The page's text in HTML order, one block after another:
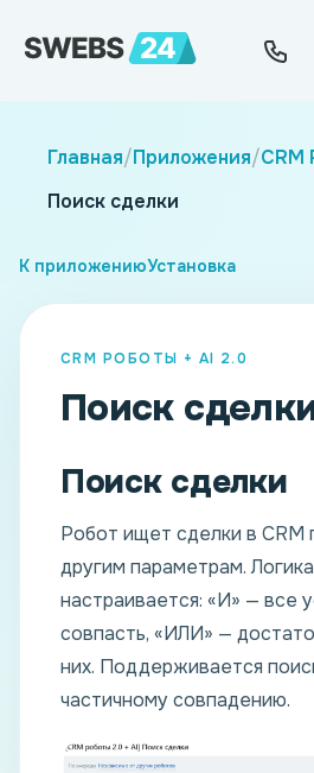
Главная/Приложения/CRM
Поиск сделки
К приложениюУстановка
CRM РОБОТЫ + AI 2.0
Поиск
Поиск сделки
Робот ищет сделки в CRM
другим параметрам.
настраивается: «И» — все
совпасть, «ИЛИ» —
них. Поддерживается
частичному совпадению.